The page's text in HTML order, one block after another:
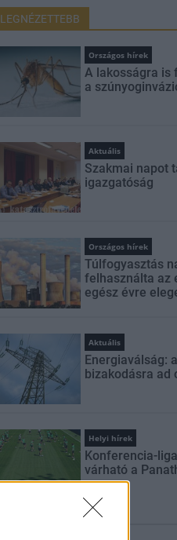
LEGNÉZETTEBB
Országos hírek
A lakosságra is
a
Aktuális
Szakmai napot
igazgatóság
Országos hírek
Túlfogyasztás
felhasználta az
egész évre
Aktuális
Energiaválság:
bizakodásra ad
Helyi hírek
Konferencia-
várható a